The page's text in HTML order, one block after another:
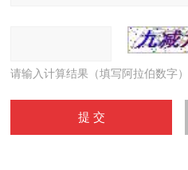
请输入计算结果（填写阿拉伯数字